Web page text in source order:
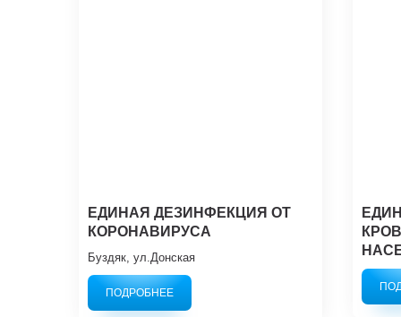
ЕДИНАЯ ДЕЗИНФЕКЦИЯ ОТ
КОРОНАВИРУСА
Буздяк, ул.Донская
ПОДРОБНЕЕ